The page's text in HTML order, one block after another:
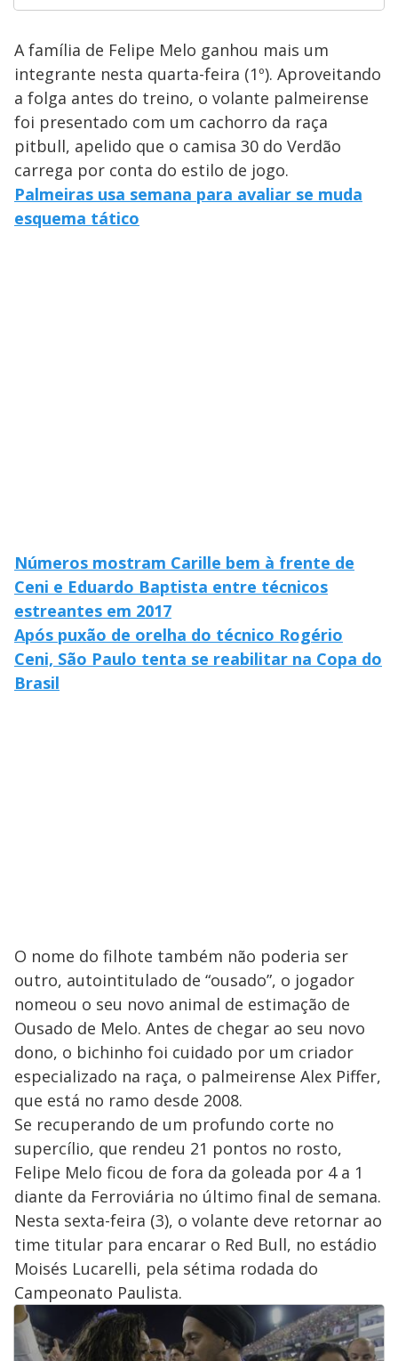
A família de Felipe Melo ganhou mais um
integrante nesta quarta-feira (1º). Aproveitando
a folga antes do treino, o volante palmeirense
foi presentado com um cachorro da raça
pitbull, apelido que o camisa 30 do Verdão
carrega por conta do estilo de jogo.
Palmeiras usa semana para avaliar se muda
esquema tático
Números mostram Carille bem à frente de
Ceni e Eduardo Baptista entre técnicos
estreantes em 2017
Após puxão de orelha do técnico Rogério
Ceni, São Paulo tenta se reabilitar na Copa do
Brasil
O nome do filhote também não poderia ser
outro, autointitulado de “ousado”, o jogador
nomeou o seu novo animal de estimação de
Ousado de Melo. Antes de chegar ao seu novo
dono, o bichinho foi cuidado por um criador
especializado na raça, o palmeirense Alex Piffer,
que está no ramo desde 2008.
Se recuperando de um profundo corte no
supercílio, que rendeu 21 pontos no rosto,
Felipe Melo ficou de fora da goleada por 4 a 1
diante da Ferroviária no último final de semana.
Nesta sexta-feira (3), o volante deve retornar ao
time titular para encarar o Red Bull, no estádio
Moisés Lucarelli, pela sétima rodada do
Campeonato Paulista.